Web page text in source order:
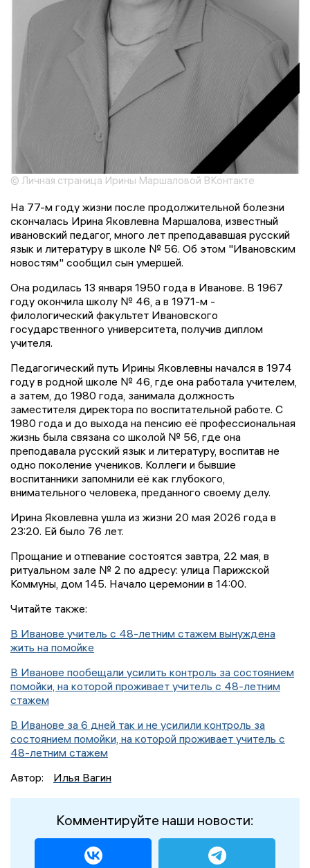
© Личная страница Ирины Маршаловой ВКонтакте
На 77-м году жизни после продолжительной болезни
скончалась Ирина Яковлевна Маршалова, известный
ивановский педагог, много лет преподававшая русский
язык и литературу в школе № 56. Об этом "Ивановским
новостям" сообщил сын умершей.
Она родилась 13 января 1950 года в Иванове. В 1967
году окончила школу № 46, а в 1971-м -
филологический факультет Ивановского
государственного университета, получив диплом
учителя.
Педагогический путь Ирины Яковлевны начался в 1974
году в родной школе № 46, где она работала учителем,
а затем, до 1980 года, занимала должность
заместителя директора по воспитательной работе. С
1980 года и до выхода на пенсию её профессиональная
жизнь была связана со школой № 56, где она
преподавала русский язык и литературу, воспитав не
одно поколение учеников. Коллеги и бывшие
воспитанники запомнили её как глубокого,
внимательного человека, преданного своему делу.
Ирина Яковлевна ушла из жизни 20 мая 2026 года в
23:20. Ей было 76 лет.
Прощание и отпевание состоятся завтра, 22 мая, в
ритуальном зале № 2 по адресу: улица Парижской
Коммуны, дом 145. Начало церемонии в 14:00.
Читайте также:
В Иванове учитель с 48-летним стажем вынуждена
жить на помойке
В Иванове пообещали усилить контроль за состоянием
помойки, на которой проживает учитель с 48-летним
стажем
В Иванове за 6 дней так и не усилили контроль за
состоянием помойки, на которой проживает учитель с
48-летним стажем
Автор:
Илья Вагин
Комментируйте наши новости: